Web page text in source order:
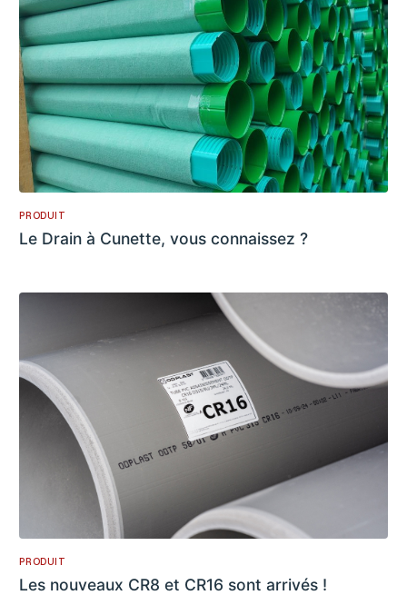
PRODUIT
Le Drain à Cunette, vous connaissez ?
PRODUIT
Les nouveaux CR8 et CR16 sont arrivés !